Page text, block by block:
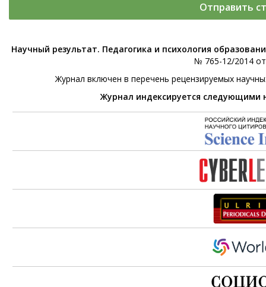
Отправить
Научный результат. Педагогика и психология
№ 765-12/2014
Журнал включен в перечень рецензируемых
Журнал индексируется